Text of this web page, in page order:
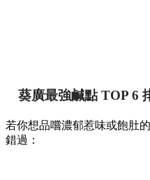
葵廣最強鹹點 TOP 6
若你想品嚐濃郁惹味或飽肚
錯過：